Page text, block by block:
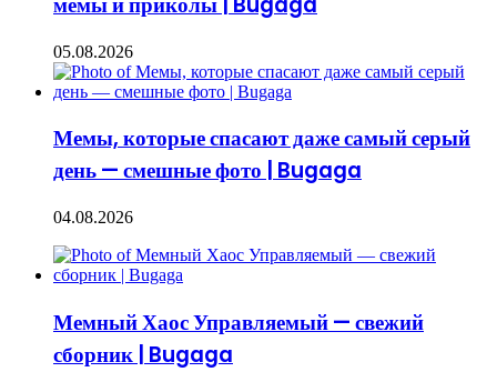
05.08.2026
Мемы, которые спасают даже самый серый
день — смешные фото | Bugaga
04.08.2026
Мемный Хаос Управляемый — свежий
сборник | Bugaga